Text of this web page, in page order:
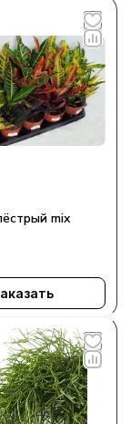
Кодиеум пёстрый mix